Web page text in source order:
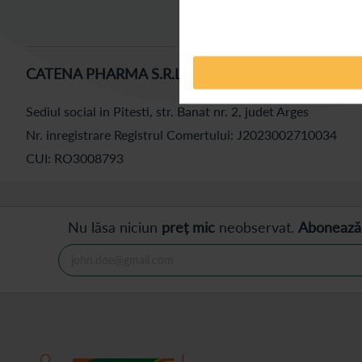
CATENA PHARMA S.R.L.
Sediul social in Pitesti, str. Banat nr. 2, judet Arges
Nr. inregistrare Registrul Comertului: J2023002710034
CUI: RO3008793
Nu lăsa niciun preț mic neobservat.